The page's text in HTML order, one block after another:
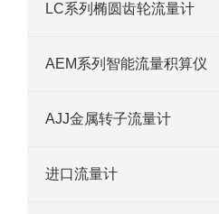
LC系列椭圆齿轮流量计
AEM系列智能流量积算仪
AJJ金属转子流量计
进口流量计